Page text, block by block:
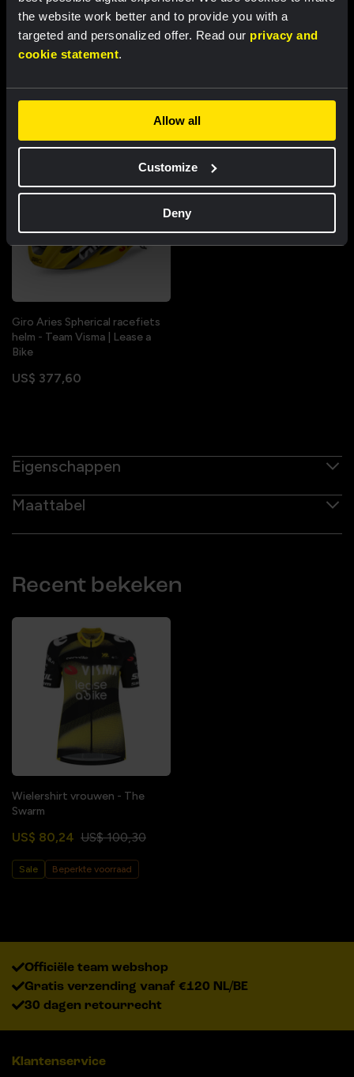
the website work better and to provide you with a
targeted and personalized offer. Read our privacy and
cookie statement.
Allow all
Customize
Deny
Bibshort vrouwen 2025 - Team
Visma | Lease a Bike
Windbody - The Swarm
Sale
Giro Aries Spherical racefiets
helm - Team Visma | Lease a
Bike
US$ 377,60
Eigenschappen
Maattabel
Recent bekeken
Wielershirt vrouwen - The
Swarm
US$ 80,24 US$ 100,30
Sale Beperkte voorraad
Officiële team webshop
Gratis verzending vanaf €120 NL/BE
30 dagen retourrecht
Klantenservice